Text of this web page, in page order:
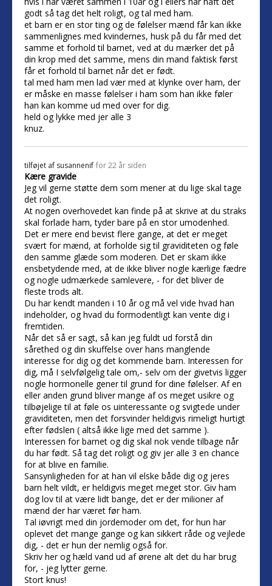
godt så tag det helt roligt, og tal med ham.
et barn er en stor ting og de følelser mænd får kan ikke
sammenlignes med kvindernes, husk på du får med det
samme et forhold til barnet, ved at du mærker det på
din krop med det samme, mens din mand faktisk først
får et forhold til barnet når det er født.
tal med ham men lad vær med at klynke over ham, der
er måske en masse følelser i ham som han ikke føler
han kan komme ud med over for dig.
held og lykke med jer alle 3
knuz.
tilføjet af susannenif for 22 år siden
Kære gravide
Jeg vil gerne støtte dem som mener at du lige skal tage
det roligt.
At nogen overhovedet kan finde på at skrive at du straks
skal forlade ham, tyder bare på en stor umodenhed.
Det er mere end bevist flere gange, at det er meget
svært for mænd, at forholde sig til graviditeten og føle
den samme glæde som moderen. Det er skam ikke
ensbetydende med, at de ikke bliver nogle kærlige fædre
og nogle udmærkede samlevere, - for det bliver de
fleste trods alt.
Du har kendt manden i 10 år og må vel vide hvad han
indeholder, og hvad du formodentligt kan vente dig i
fremtiden.
Når det så er sagt, så kan jeg fuldt ud forstå din
sårethed og din skuffelse over hans manglende
interesse for dig og det kommende barn. Interessen for
dig, må I selvfølgelig tale om,- selv om der givetvis ligger
nogle hormonelle gener til grund for dine følelser. Af en
eller anden grund bliver mange af os meget usikre og
tilbøjelige til at føle os uinteressante og svigtede under
graviditeten, men det forsvinder heldigvis rimeligt hurtigt
efter fødslen ( altså ikke lige med det samme ).
Interessen for barnet og dig skal nok vende tilbage når
du har født. Så tag det roligt og giv jer alle 3 en chance
for at blive en familie.
Sansynligheden for at han vil elske både dig og jeres
barn helt vildt, er heldigvis meget meget stor. Giv ham
dog lov til at være lidt bange, det er der milioner af
mænd der har været før ham.
Tal iøvrigt med din jordemoder om det, for hun har
oplevet det mange gange og kan sikkert råde og vejlede
dig, - det er hun der nemlig også for.
Skriv her og hæld vand ud af ørene alt det du har brug
for, - jeg lytter gerne.
Stort knus!